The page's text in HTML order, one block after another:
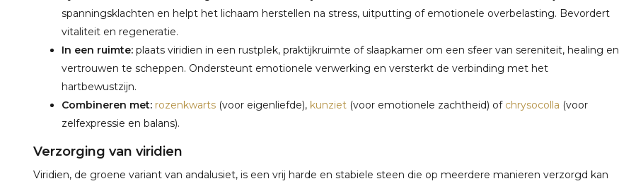
spanningsklachten en helpt het lichaam herstellen na stress, uitputting of emotionele overbelasting. Bevordert
vitaliteit en regeneratie.
In een ruimte: plaats viridien in een rustplek, praktijkruimte of slaapkamer om een sfeer van sereniteit, healing en
vertrouwen te scheppen. Ondersteunt emotionele verwerking en versterkt de verbinding met het
hartbewustzijn.
Combineren met: rozenkwarts (voor eigenliefde), kunziet (voor emotionele zachtheid) of chrysocolla (voor
zelfexpressie en balans).
Verzorging van viridien
Viridien, de groene variant van andalusiet, is een vrij harde en stabiele steen die op meerdere manieren verzorgd kan